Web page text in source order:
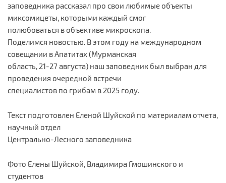
заповедника рассказал про свои любимые объекты
миксомицеты, которыми каждый смог
полюбоваться в объективе микроскопа.
Поделимся новостью. В этом году на международном
совещании в Апатитах (Мурманская
область, 21-27 августа) наш заповедник был выбран для
проведения очередной встречи
специалистов по грибам в 2025 году.
Текст подготовлен Еленой Шуйской по материалам отчета,
научный отдел
Центрально-Лесного заповедника
Фото Елены Шуйской, Владимира Гмошинского и
студентов